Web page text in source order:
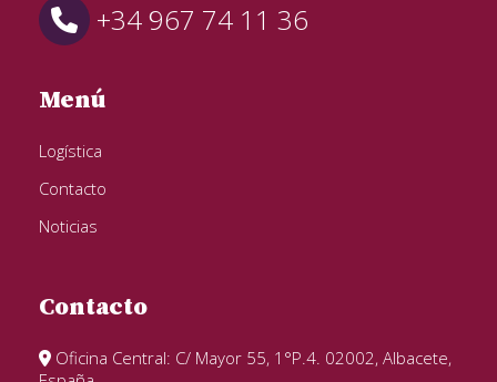
+34 967 74 11 36
Menú
Logística
Contacto
Noticias
Contacto
Oficina Central: C/ Mayor 55, 1°P.4. 02002, Albacete,